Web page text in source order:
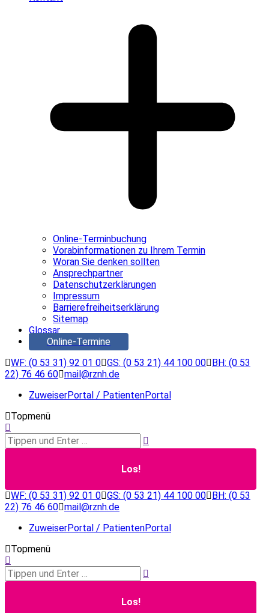
Online-Terminbuchung
Vorabinformationen zu Ihrem Termin
Woran Sie denken sollten
Ansprechpartner
Datenschutzerklärungen
Impressum
Barrierefreiheitserklärung
Sitemap
Glossar
Online-Termine
WF: (0 53 31) 92 01 0 GS: (0 53 21) 44 100 00 BH: (0 53
22) 76 46 60 mail@rznh.de
ZuweiserPortal / PatientenPortal
Topmenü
Search:
WF: (0 53 31) 92 01 0 GS: (0 53 21) 44 100 00 BH: (0 53
22) 76 46 60 mail@rznh.de
ZuweiserPortal / PatientenPortal
Topmenü
Search: